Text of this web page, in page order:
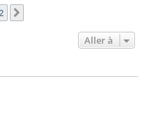
2
Aller à